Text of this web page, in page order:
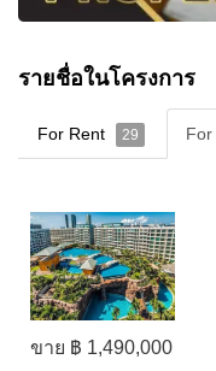
รายชื่อในโครงการ
For Rent 29 For
ขาย ฿ 1,490,000